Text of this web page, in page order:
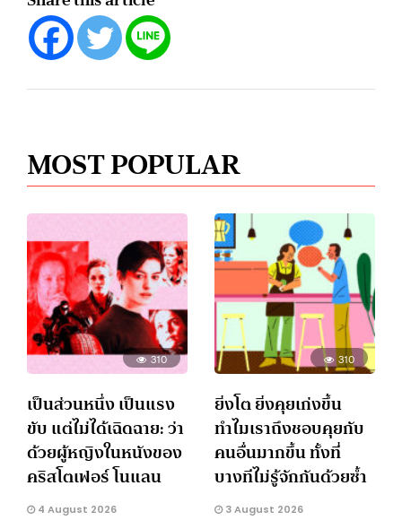
MOST POPULAR
310
เป็นส่วนหนึ่ง เป็นแรง
ขับ แต่ไม่ได้เฉิดฉาย: ว่า
ด้วยผู้หญิงในหนังของ
คริสโตเฟอร์ โนแลน
4 August 2026
310
ยิ่งโต ยิ่งคุยเก่งขึ้น
ทำไมเราถึงชอบคุยกับ
คนอื่นมากขึ้น ทั้งที่
บางทีไม่รู้จักกันด้วยซ้ำ
3 August 2026